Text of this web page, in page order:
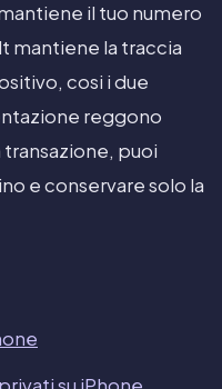
il tuo numero
mantiene la traccia
cosi i due
reggono
transazione, puoi
e conservare solo la